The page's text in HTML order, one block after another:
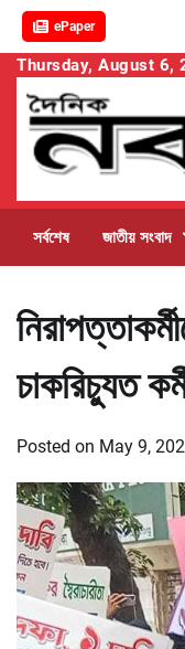
ePaper
Skip
content
Thursday, August 6,
সর্বশেষ জাতীয় সংবাদ
চাকরিচ্যুত
Posted on May 9,